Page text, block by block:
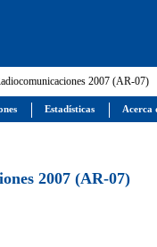
2007 (AR-07)
2007 (AR-07)
Estadísticas Acerca